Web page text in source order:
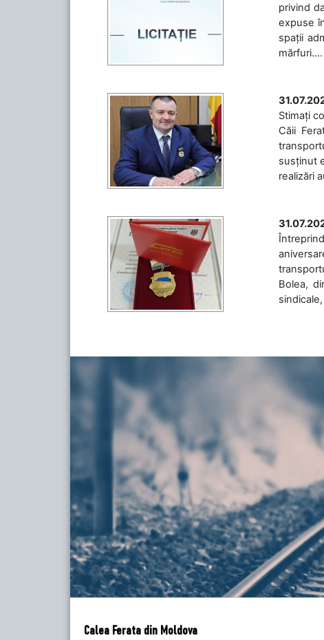
privind
expuse
spații
mărfuri....
Stimați
Căii
susținut
realizări
Bolea,
Calea Ferata din Moldova